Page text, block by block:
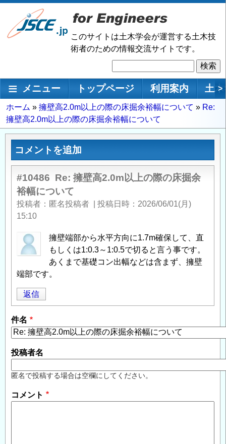
メ
ン
移
動
このサイトは土木学会が運営する土木技
術者のための情報交流サイトです。
索
メインナビゲーション
メニュー トップページ 利用案内 土 >
パ
ン
く
ホーム 擁壁高2.0m以上の際の床掘余裕幅について
Re:
擁壁高2.0m以上の際の床掘余裕幅について
コメントを追加
#10486 Re: 擁壁高2.0m以上の際の床掘余
裕幅について
投稿者 匿名投稿者 投稿日時
2026/06/01(月)
15:10
擁壁端部から水平方向に1.7m確保して、直
もしくは1:0.3～1:0.5で切ると言う事です。
あくまで基礎コン出幅などは含まず、擁壁
端部です。
返信
件名
投稿者名
匿名で投稿する場合は空欄にしてください。
コメント